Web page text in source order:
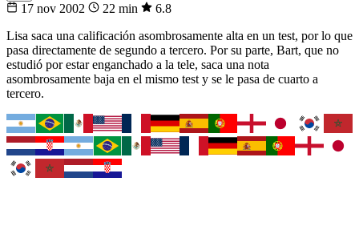
17 nov 2002 22 min
6.8
Lisa saca una calificación asombrosamente alta en un test, por lo que
pasa directamente de segundo a tercero. Por su parte, Bart, que no
estudió por estar enganchado a la tele, saca una nota
asombrosamente baja en el mismo test y se le pasa de cuarto a
tercero.